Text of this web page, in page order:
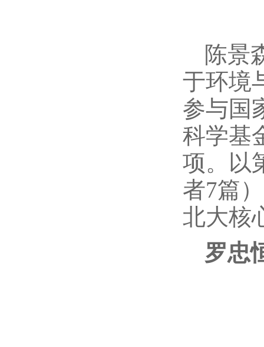
陈景
于环境
参与国
科学基
项。以
者7篇
北大核
罗忠